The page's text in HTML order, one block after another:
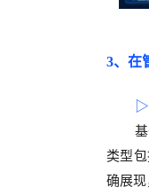
3、在
▷
类型
确展